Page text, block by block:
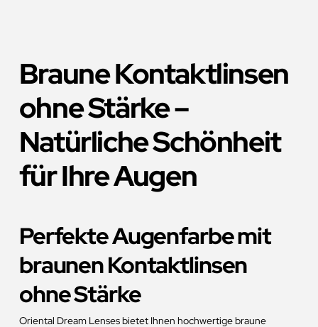
Braune Kontaktlinsen
ohne Stärke –
Natürliche Schönheit
für Ihre Augen
Perfekte Augenfarbe mit
braunen Kontaktlinsen
ohne Stärke
Oriental Dream Lenses bietet Ihnen hochwertige braune